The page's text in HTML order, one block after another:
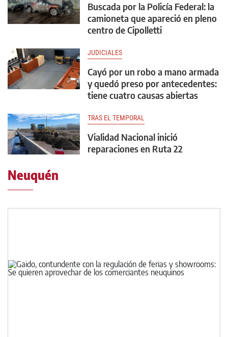
Buscada por la Policía Federal: la
camioneta que apareció en pleno
centro de Cipolletti
JUDICIALES
Cayó por un robo a mano armada
y quedó preso por antecedentes:
tiene cuatro causas abiertas
TRAS EL TEMPORAL
Vialidad Nacional inició
reparaciones en Ruta 22
Neuquén